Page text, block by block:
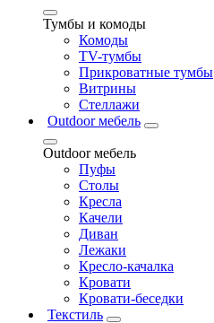
Тумбы и комоды
Комоды
ТV-тумбы
Прикроватные тумбы
Витрины
Стеллажи
Outdoor мебель
Outdoor мебель
Пуфы
Столы
Кресла
Качели
Диван
Лежаки
Кресло-качалка
Кровати
Кровати-беседки
Текстиль